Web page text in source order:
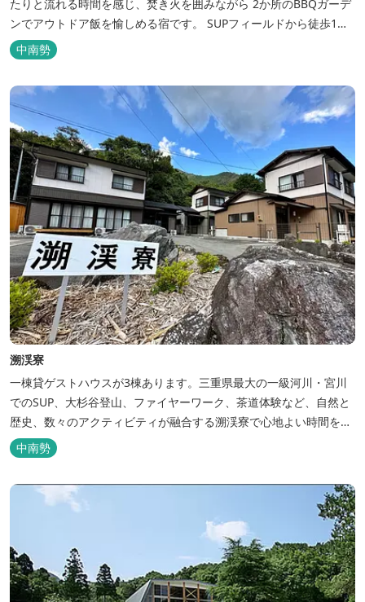
たりと流れる時間を感じ、焚き火を囲みながら 2か所のBBQガーデ
ンでアウトドア飯を愉しめる宿です。 SUPフィールドから徒歩1
分。絶景に囲まれた水上アクティビティも満喫したい方へ。
中南勢
溯渓寮
一棟貸ゲストハウスが3棟あります。三重県最大の一級河川・宮川
でのSUP、大杉谷登山、ファイヤーワーク、茶道体験など、自然と
歴史、数々のアクティビティが融合する溯渓寮で心地よい時間をお
過ごしください。 溯渓寮A棟は、22㎡の広々としたLDKを有する清
潔な宿泊棟です。大きな窓からは四季折々の美しい風景を眺望で
き、夏場はウッドデッキ、冬場は薪ストーブと、季節を感じながら
の滞在が可能です。落ち...
中南勢